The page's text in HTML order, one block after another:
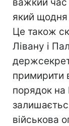
який щодня
Це також
Лівану і
примирити
порядок на
військова